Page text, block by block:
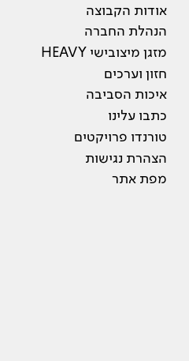
אודות הקבוצה
הנהלת החברה
מזגן מיצובישי HEAVY
חזון וערכים
איכות הסביבה
כתבו עלינו
טורנדו פרויקטים
הצהרת נגישות
מפת אתר